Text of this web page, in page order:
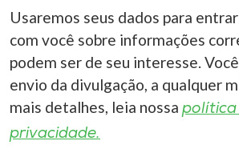
Usaremos seus dados para
com você sobre informações
podem ser de seu interesse.
envio da divulgação, a qualquer
mais detalhes, leia nossa política
privacidade.